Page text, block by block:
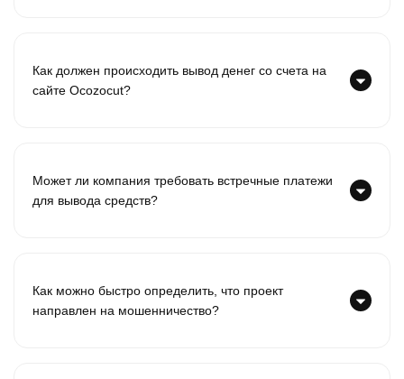
Как должен происходить вывод денег со счета на
сайте Ocozocut?
Может ли компания требовать встречные платежи
для вывода средств?
Как можно быстро определить, что проект
направлен на мошенничество?